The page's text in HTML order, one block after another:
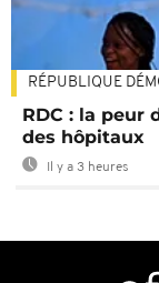
RÉPUBLIQUE
RDC : la peur
des hôpitaux
Il y a 3 heures